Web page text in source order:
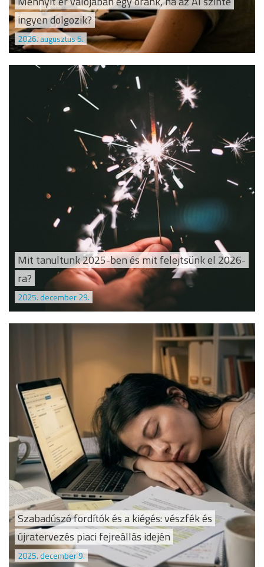
ingyen dolgozik?
2026. augusztus 5.
Mit tanultunk 2025-ben és mit felejtsünk el 2026-
ra?
2025. december 29.
Szabadúszó fordítók és a kiégés: vészfék és
újratervezés piaci fejreállás idején
2025. december 9.